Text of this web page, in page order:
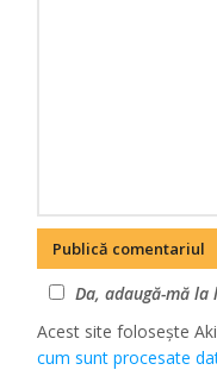
Da, adaugă-mă
Acest site folosește
cum sunt procesate